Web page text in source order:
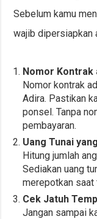
Sebelum kamu
wajib dipersiapkan
Nomor Kontrak
Nomor kontrak
Adira. Pastikan
ponsel. Tanpa
pembayaran.
Uang Tunai
Hitung jumlah
Sediakan uang
merepotkan saat
Cek Jatuh
Jangan sampai